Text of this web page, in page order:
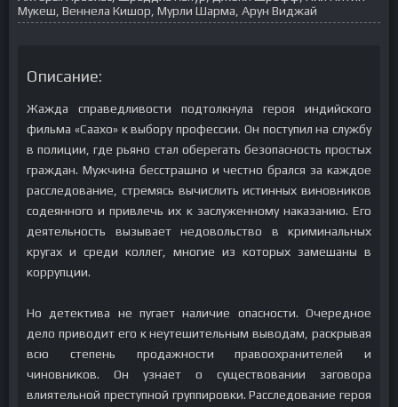
Мукеш, Веннела Кишор, Мурли Шарма, Арун Виджай
Описание:
Жажда справедливости подтолкнула героя индийского
фильма «Саахо» к выбору профессии. Он поступил на службу
в полиции, где рьяно стал оберегать безопасность простых
граждан. Мужчина бесстрашно и честно брался за каждое
расследование, стремясь вычислить истинных виновников
содеянного и привлечь их к заслуженному наказанию. Его
деятельность вызывает недовольство в криминальных
кругах и среди коллег, многие из которых замешаны в
коррупции.
Но детектива не пугает наличие опасности. Очередное
дело приводит его к неутешительным выводам, раскрывая
всю степень продажности правоохранителей и
чиновников. Он узнает о существовании заговора
влиятельной преступной группировки. Расследование героя